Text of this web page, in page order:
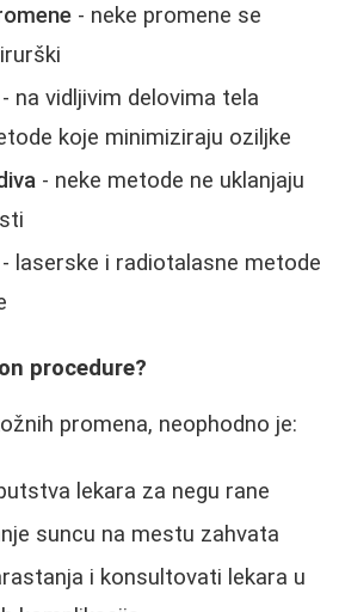
- neke promene se
- na vidljivim delovima tela
koje minimiziraju oziljke
- neke metode ne uklanjaju
- laserske i radiotalasne metode
procedure?
promena, neophodno je:
lekara za negu rane
suncu na mestu zahvata
i konsultovati lekara u